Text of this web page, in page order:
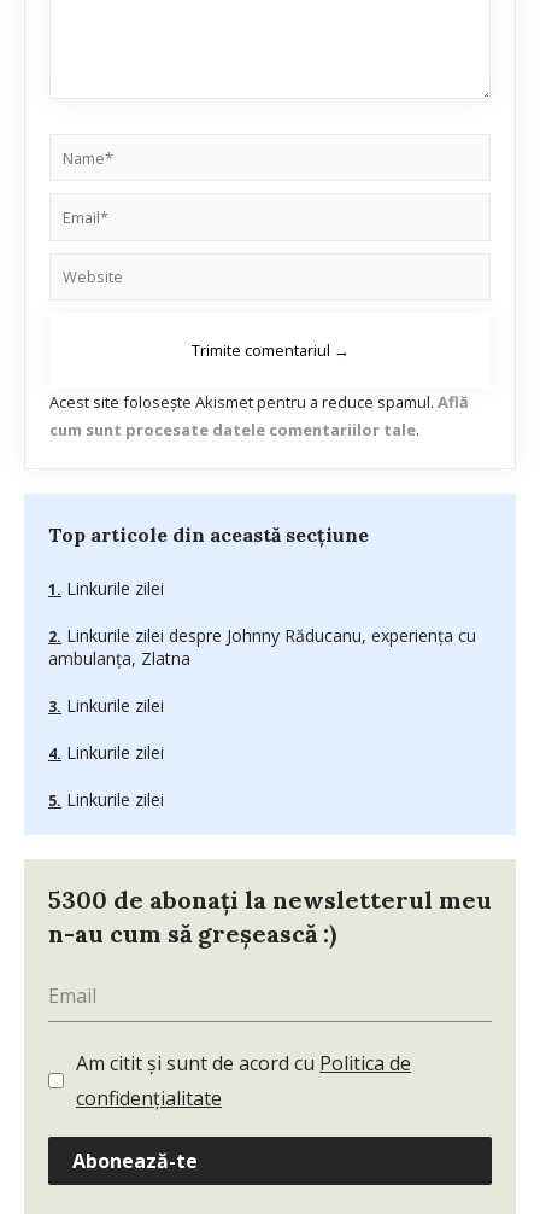
Acest site folosește Akismet pentru a reduce spamul. Află
cum sunt procesate datele comentariilor tale.
Top articole din această secțiune
Linkurile zilei
Linkurile zilei despre Johnny Răducanu, experienţa cu
ambulanţa, Zlatna
Linkurile zilei
Linkurile zilei
Linkurile zilei
5300 de abonați la newsletterul meu
n-au cum să greșească :)
Am citit și sunt de acord cu Politica de
confidențialitate
Abonează-te